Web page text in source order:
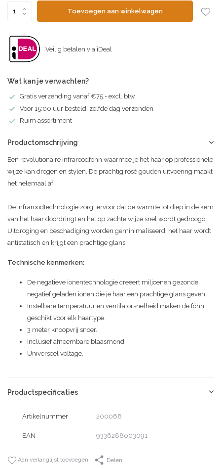
Toevoegen aan winkelwagen
Veilig betalen via iDeal
Wat kan je verwachten?
Gratis verzending vanaf €75,- excl. btw
Voor 15:00 uur besteld, zelfde dag verzonden
Ruim assortiment
Productomschrijving
Een revolutionaire infraroodföhn waarmee je het haar op professionele
wijze kan drogen en stylen. De prachtig rosé gouden uitvoering maakt
het helemaal af.
De Infraroodtechnologie zorgt ervoor dat de warmte tot diep in de kern
van het haar doordringt en het op zachte wijze snel wordt gedroogd.
Uitdroging en beschadiging worden geminimaliseerd, het haar wordt
antistatisch en krijgt een prachtige glans!
Technische kenmerken:
De negatieve ionentechnologie creëert miljoenen gezonde
negatief geladen ionen die je haar een prachtige glans geven.
Instelbare temperatuur en ventilatorsnelheid maken de föhn
geschikt voor elk haartype.
3 meter knoopvrij snoer.
Inclusief afneembare blaasmond
Universeel voltage.
Productspecificaties
Artikelnummer 200068
EAN 9336288003091
Aan verlanglijst toevoegen Delen